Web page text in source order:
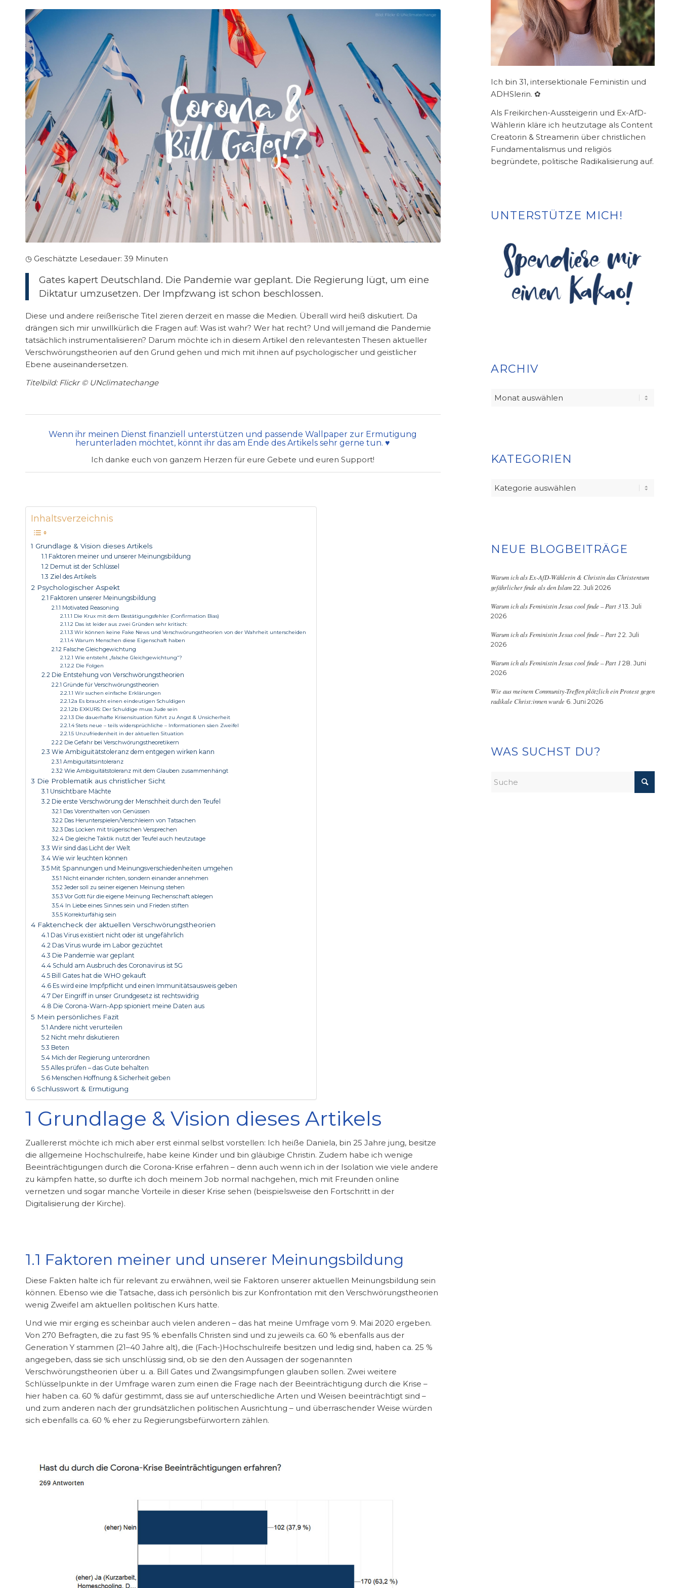
◷ Geschätzte Lesedauer: 39 Minuten
Gates kapert Deutschland. Die Pandemie war geplant. Die Regierung lügt, um eine
Diktatur umzusetzen. Der Impfzwang ist schon beschlossen.
Diese und andere reißerische Titel zieren derzeit en masse die Medien. Überall wird heiß diskutiert. Da
drängen sich mir unwillkürlich die Fragen auf: Was ist wahr? Wer hat recht? Und will jemand die Pandemie
tatsächlich instrumentalisieren? Darum möchte ich in diesem Artikel den relevantesten Thesen aktueller
Verschwörungstheorien auf den Grund gehen und mich mit ihnen auf psychologischer und geistlicher
Ebene auseinandersetzen.
Titelbild: Flickr © UNclimatechange
Wenn ihr meinen Dienst finanziell unterstützen und passende Wallpaper zur Ermutigung
herunterladen möchtet, könnt ihr das am Ende des Artikels sehr gerne tun. ♥
Ich danke euch von ganzem Herzen für eure Gebete und euren Support!
Inhaltsverzeichnis
1 Grundlage & Vision dieses Artikels
1.1 Faktoren meiner und unserer Meinungsbildung
1.2 Demut ist der Schlüssel
1.3 Ziel des Artikels
2 Psychologischer Aspekt
2.1 Faktoren unserer Meinungsbildung
2.1.1 Motivated Reasoning
2.1.1.1 Die Krux mit dem Bestätigungsfehler (Confirmation Bias)
2.1.1.2 Das ist leider aus zwei Gründen sehr kritisch:
2.1.1.3 Wir können keine Fake News und Verschwörungstheorien von der Wahrheit unterscheiden
2.1.1.4 Warum Menschen diese Eigenschaft haben
2.1.2 Falsche Gleichgewichtung
2.1.2.1 Wie entsteht „falsche Gleichgewichtung“?
2.1.2.2 Die Folgen
2.2 Die Entstehung von Verschwörungstheorien
2.2.1 Gründe für Verschwörungstheorien
2.2.1.1 Wir suchen einfache Erklärungen
2.2.1.2a Es braucht einen eindeutigen Schuldigen
2.2.1.2b EXKURS: Der Schuldige muss Jude sein
2.2.1.3 Die dauerhafte Krisensituation führt zu Angst & Unsicherheit
2.2.1.4 Stets neue – teils widersprüchliche – Informationen säen Zweifel
2.2.1.5 Unzufriedenheit in der aktuellen Situation
2.2.2 Die Gefahr bei Verschwörungstheoretikern
2.3 Wie Ambiguitätstoleranz dem entgegen wirken kann
2.3.1 Ambiguitätsintoleranz
2.3.2 Wie Ambiguitätstoleranz mit dem Glauben zusammenhängt
3 Die Problematik aus christlicher Sicht
3.1 Unsichtbare Mächte
3.2 Die erste Verschwörung der Menschheit durch den Teufel
3.2.1 Das Vorenthalten von Genüssen
3.2.2 Das Herunterspielen/Verschleiern von Tatsachen
3.2.3 Das Locken mit trügerischen Versprechen
3.2.4 Die gleiche Taktik nutzt der Teufel auch heutzutage
3.3 Wir sind das Licht der Welt
3.4 Wie wir leuchten können
3.5 Mit Spannungen und Meinungsverschiedenheiten umgehen
3.5.1 Nicht einander richten, sondern einander annehmen
3.5.2 Jeder soll zu seiner eigenen Meinung stehen
3.5.3 Vor Gott für die eigene Meinung Rechenschaft ablegen
3.5.4 In Liebe eines Sinnes sein und Frieden stiften
3.5.5 Korrekturfähig sein
4 Faktencheck der aktuellen Verschwörungstheorien
4.1 Das Virus existiert nicht oder ist ungefährlich
4.2 Das Virus wurde im Labor gezüchtet
4.3 Die Pandemie war geplant
4.4 Schuld am Ausbruch des Coronavirus ist 5G
4.5 Bill Gates hat die WHO gekauft
4.6 Es wird eine Impfpflicht und einen Immunitätsausweis geben
4.7 Der Eingriff in unser Grundgesetz ist rechtswidrig
4.8 Die Corona-Warn-App spioniert meine Daten aus
5 Mein persönliches Fazit
5.1 Andere nicht verurteilen
5.2 Nicht mehr diskutieren
5.3 Beten
5.4 Mich der Regierung unterordnen
5.5 Alles prüfen – das Gute behalten
5.6 Menschen Hoffnung & Sicherheit geben
6 Schlusswort & Ermutigung
1 Grundlage & Vision dieses Artikels
Zuallererst möchte ich mich aber erst einmal selbst vorstellen: Ich heiße Daniela, bin 25 Jahre jung, besitze
die allgemeine Hochschulreife, habe keine Kinder und bin gläubige Christin. Zudem habe ich wenige
Beeinträchtigungen durch die Corona-Krise erfahren – denn auch wenn ich in der Isolation wie viele andere
zu kämpfen hatte, so durfte ich doch meinem Job normal nachgehen, mich mit Freunden online
vernetzen und sogar manche Vorteile in dieser Krise sehen (beispielsweise den Fortschritt in der
Digitalisierung der Kirche).
1.1 Faktoren meiner und unserer Meinungsbildung
Diese Fakten halte ich für relevant zu erwähnen, weil sie Faktoren unserer aktuellen Meinungsbildung sein
können. Ebenso wie die Tatsache, dass ich persönlich bis zur Konfrontation mit den Verschwörungstheorien
wenig Zweifel am aktuellen politischen Kurs hatte.
Und wie mir erging es scheinbar auch vielen anderen – das hat meine Umfrage vom 9. Mai 2020 ergeben.
Von 270 Befragten, die zu fast 95 % ebenfalls Christen sind und zu jeweils ca. 60 % ebenfalls aus der
Generation Y stammen (21–40 Jahre alt), die (Fach-)Hochschulreife besitzen und ledig sind, haben ca. 25 %
angegeben, dass sie sich unschlüssig sind, ob sie den den Aussagen der sogenannten
Verschwörungstheorien über u. a. Bill Gates und Zwangsimpfungen glauben sollen. Zwei weitere
Schlüsselpunkte in der Umfrage waren zum einen die Frage nach der Beeinträchtigung durch die Krise –
hier haben ca. 60 % dafür gestimmt, dass sie auf unterschiedliche Arten und Weisen beeinträchtigt sind –
und zum anderen nach der grundsätzlichen politischen Ausrichtung – und überraschender Weise würden
sich ebenfalls ca. 60 % eher zu Regierungsbefürwortern zählen.
Ich bin 31, intersektionale Feministin und
ADHSlerin. ✿
Als Freikirchen-Aussteigerin und Ex-AfD-
Wählerin kläre ich heutzutage als Content
Creatorin & Streamerin über christlichen
Fundamentalismus und religiös
begründete, politische Radikalisierung auf.
UNTERSTÜTZE MICH!
ARCHIV
KATEGORIEN
Kategorien
NEUE BLOGBEITRÄGE
Warum ich als Ex-AfD-Wählerin & Christin das Christentum
gefährlicher finde als den Islam 22. Juli 2026
Warum ich als Feministin Jesus cool finde – Part 3 13. Juli
2026
Warum ich als Feministin Jesus cool finde – Part 2 2. Juli
2026
Warum ich als Feministin Jesus cool finde – Part 1 28. Juni
2026
Wie aus meinem Community-Treffen plötzlich ein Protest gegen
radikale Christ:innen wurde 6. Juni 2026
WAS SUCHST DU?